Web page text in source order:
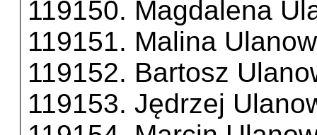
119150. Magdalena
119151. Malina
119152. Bartosz
119153. Jędrzej